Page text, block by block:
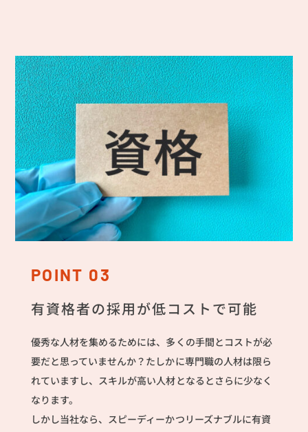
POINT 03
有資格者の採用が低コストで可能
優秀な人材を集めるためには、多くの手間とコストが必
要だと思っていませんか？たしかに専門職の人材は限ら
れていますし、スキルが高い人材となるとさらに少なく
なります。
しかし当社なら、スピーディーかつリーズナブルに有資